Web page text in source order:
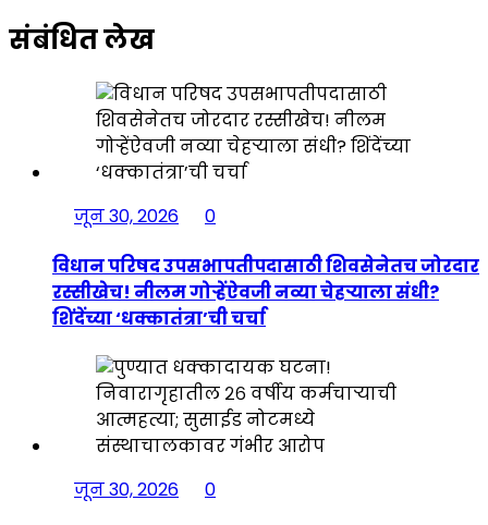
संबंधित लेख
जून 30, 2026
0
विधान परिषद उपसभापतीपदासाठी शिवसेनेतच जोरदार
रस्सीखेच! नीलम गोऱ्हेंऐवजी नव्या चेहऱ्याला संधी?
शिंदेंच्या ‘धक्कातंत्रा’ची चर्चा
जून 30, 2026
0